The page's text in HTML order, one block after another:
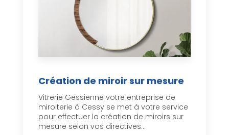
Création de miroir sur mesure
Vitrerie Gessienne votre entreprise de
miroiterie à Cessy se met à votre service
pour effectuer la création de miroirs sur
mesure selon vos directives...